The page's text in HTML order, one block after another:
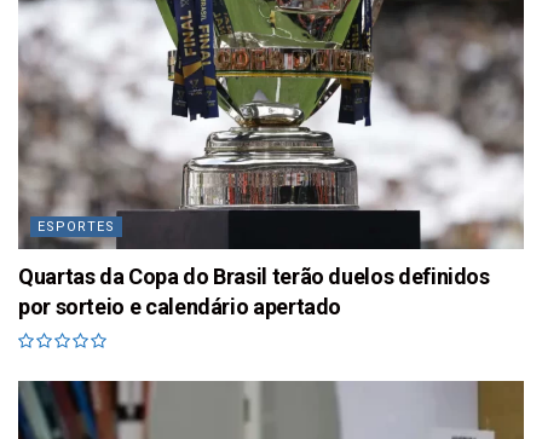
ESPORTES
Quartas da Copa do Brasil terão duelos definidos
por sorteio e calendário apertado